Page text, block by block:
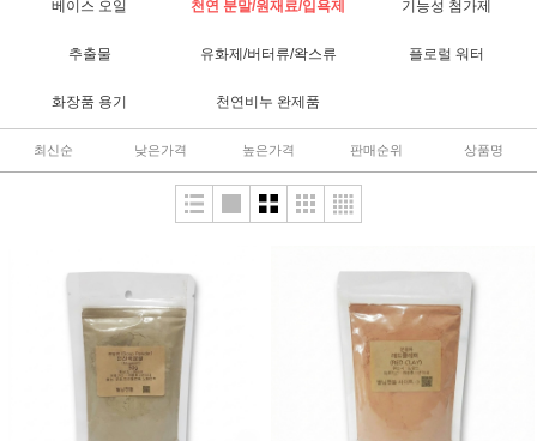
베이스 오일 천연 분말/원재료/입욕제 기능성 첨가제
추출물 유화제/버터류/왁스류 플로럴 워터
화장품 용기 천연비누 완제품
최신순 낮은가격 높은가격 판매순위 상품명